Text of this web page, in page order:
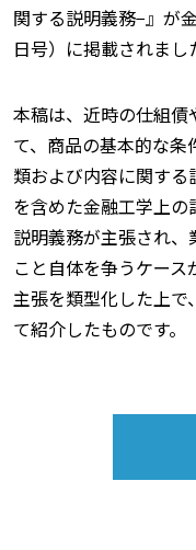
関する説明義務−』が
日号）に掲載されまし
本稿は、近時の仕組債
て、商品の基本的な
類および内容に関す
を含めた金融工学上
説明義務が主張され
こと自体を争うケー
主張を類型化した上
て紹介したものです。